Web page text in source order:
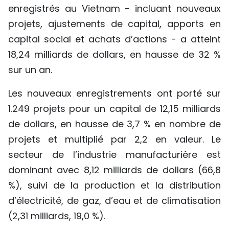
中文
ESPAÑOL
enregistrés au Vietnam - incluant nouveaux
projets, ajustements de capital, apports en
capital social et achats d’actions - a atteint
18,24 milliards de dollars, en hausse de 32 %
sur un an.
Les nouveaux enregistrements ont porté sur
1.249 projets pour un capital de 12,15 milliards
de dollars, en hausse de 3,7 % en nombre de
projets et multiplié par 2,2 en valeur. Le
secteur de l’industrie manufacturière est
dominant avec 8,12 milliards de dollars (66,8
%), suivi de la production et la distribution
d’électricité, de gaz, d’eau et de climatisation
(2,31 milliards, 19,0 %).